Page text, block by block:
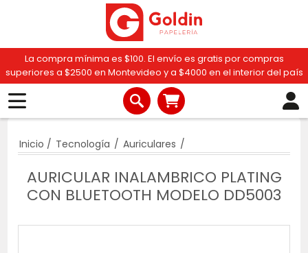
La compra mínima es $100. El envío es gratis por compras
superiores a $2500 en Montevideo y a $4000 en el interior del país
Inicio / Tecnología / Auriculares /
AURICULAR INALAMBRICO PLATING
CON BLUETOOTH MODELO DD5003